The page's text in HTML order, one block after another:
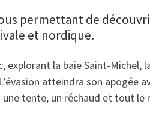
permettant de
et nordique.
explorant la baie Saint-Michel,
atteindra son apogée
une tente, un réchaud et tout le